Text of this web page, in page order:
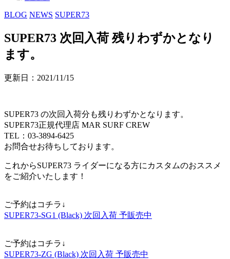
BLOG NEWS SUPER73
SUPER73 次回入荷 残りわずかとなり
ます。
更新日： 2021/11/15
SUPER73 の次回入荷分も残りわずかとなります。
SUPER73正規代理店 MAR SURF CREW
TEL：03-3894-6425
お問合せお待ちしております。
これからSUPER73 ライダーになる方にカスタムのおススメ
をご紹介いたします！
ご予約はコチラ↓
SUPER73-SG1 (Black) 次回入荷 予販売中
ご予約はコチラ↓
SUPER73-ZG (Black) 次回入荷 予販売中